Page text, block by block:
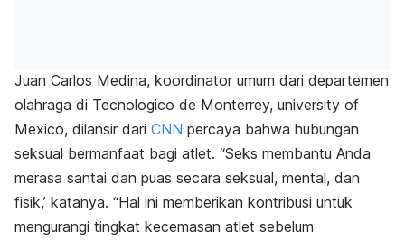
Juan Carlos Medina, koordinator umum dari departemen
olahraga di Tecnologico de Monterrey, university of
Mexico, dilansir dari CNN percaya bahwa hubungan
seksual bermanfaat bagi atlet. “Seks membantu Anda
merasa santai dan puas secara seksual, mental, dan
fisik,’ katanya. “Hal ini memberikan kontribusi untuk
mengurangi tingkat kecemasan atlet sebelum